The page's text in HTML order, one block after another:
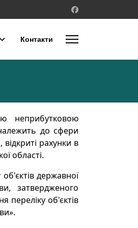
Контакти
до сфери
рахунки в
області.
державної
затвердженого
переліку об'єктів